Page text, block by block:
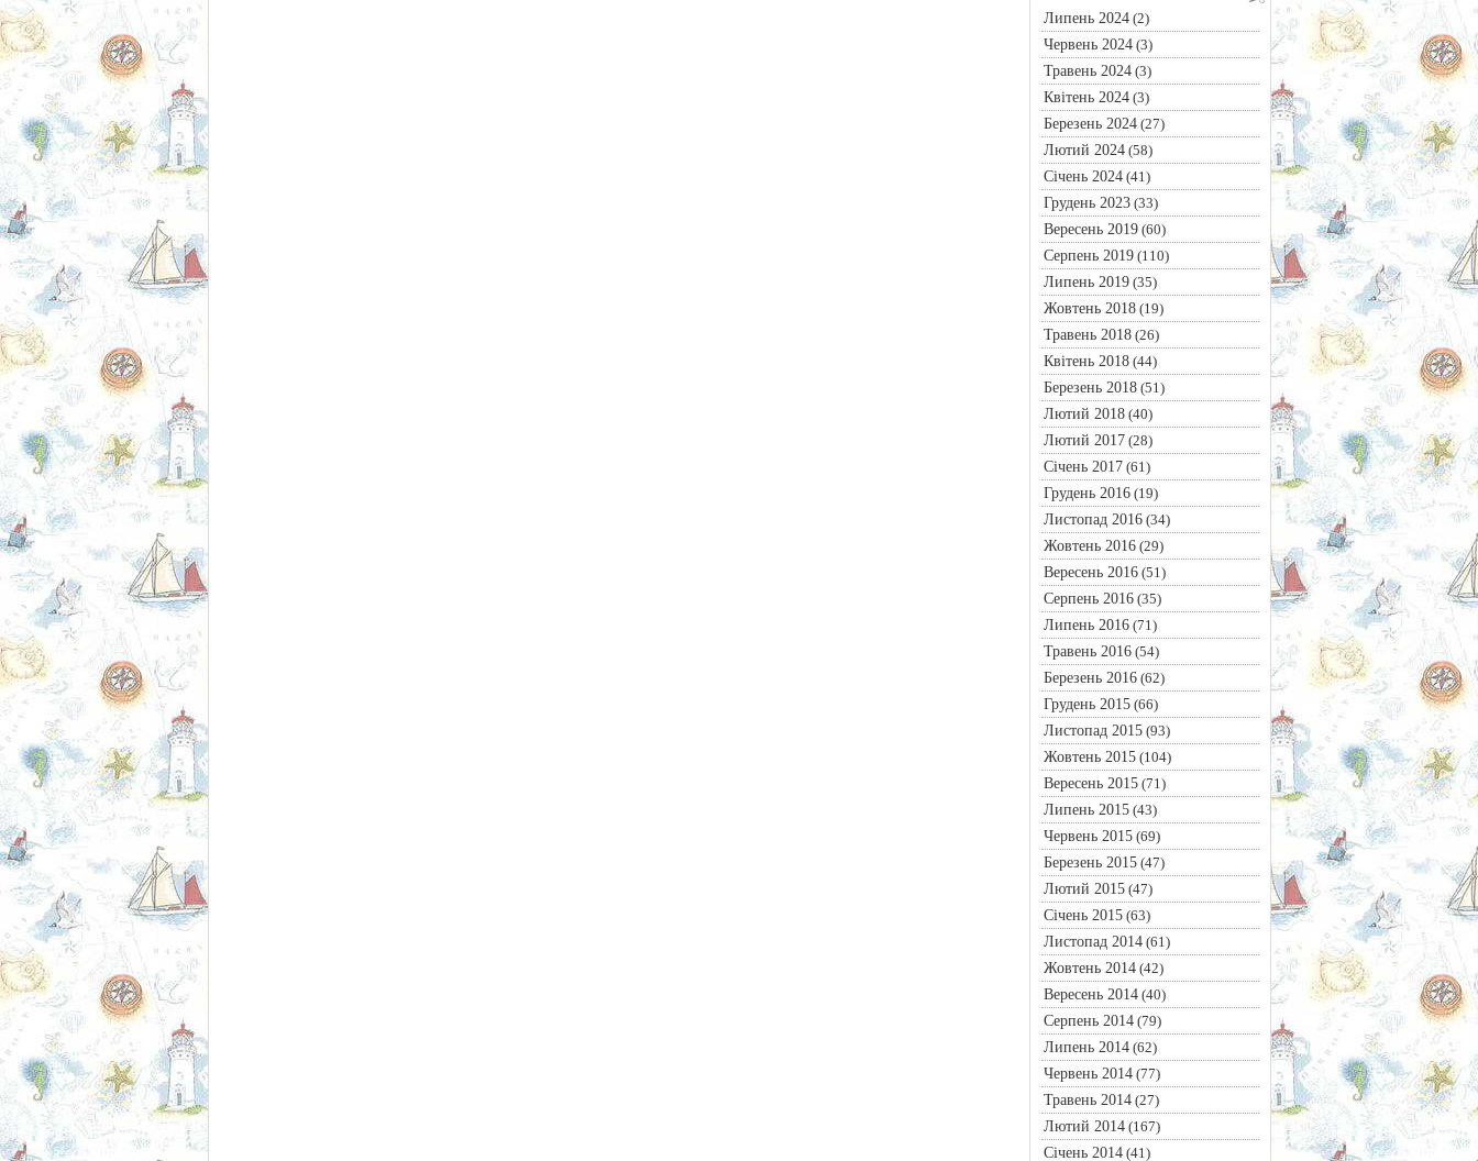
Липень 2024(2)
Червень 2024(3)
Травень 2024(3)
Квітень 2024(3)
Березень 2024(27)
Лютий 2024(58)
Січень 2024(41)
Грудень 2023(33)
Вересень 2019(60)
Серпень 2019(110)
Липень 2019(35)
Жовтень 2018(19)
Травень 2018(26)
Квітень 2018(44)
Березень 2018(51)
Лютий 2018(40)
Лютий 2017(28)
Січень 2017(61)
Грудень 2016(19)
Листопад 2016(34)
Жовтень 2016(29)
Вересень 2016(51)
Серпень 2016(35)
Липень 2016(71)
Травень 2016(54)
Березень 2016(62)
Грудень 2015(66)
Листопад 2015(93)
Жовтень 2015(104)
Вересень 2015(71)
Липень 2015(43)
Червень 2015(69)
Березень 2015(47)
Лютий 2015(47)
Січень 2015(63)
Листопад 2014(61)
Жовтень 2014(42)
Вересень 2014(40)
Серпень 2014(79)
Липень 2014(62)
Червень 2014(77)
Травень 2014(27)
Лютий 2014(167)
Січень 2014(41)